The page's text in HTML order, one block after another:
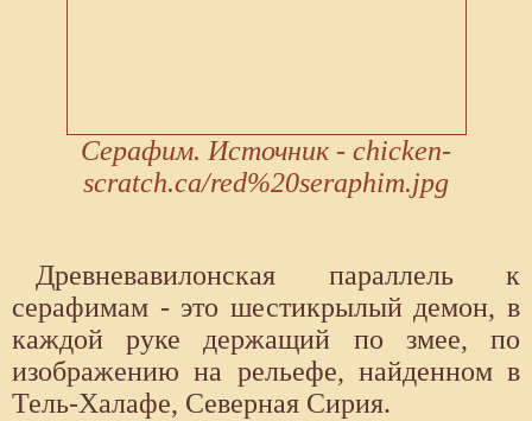
Серафим. Источник - chicken-
scratch.ca/red%20seraphim.jpg
Древневавилонская параллель к
серафимам - это шестикрылый демон, в
каждой руке держащий по змее, по
изображению на рельефе, найденном в
Тель-Халафе, Северная Сирия.